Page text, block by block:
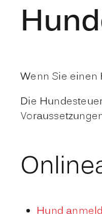
Wenn Sie einen
Die